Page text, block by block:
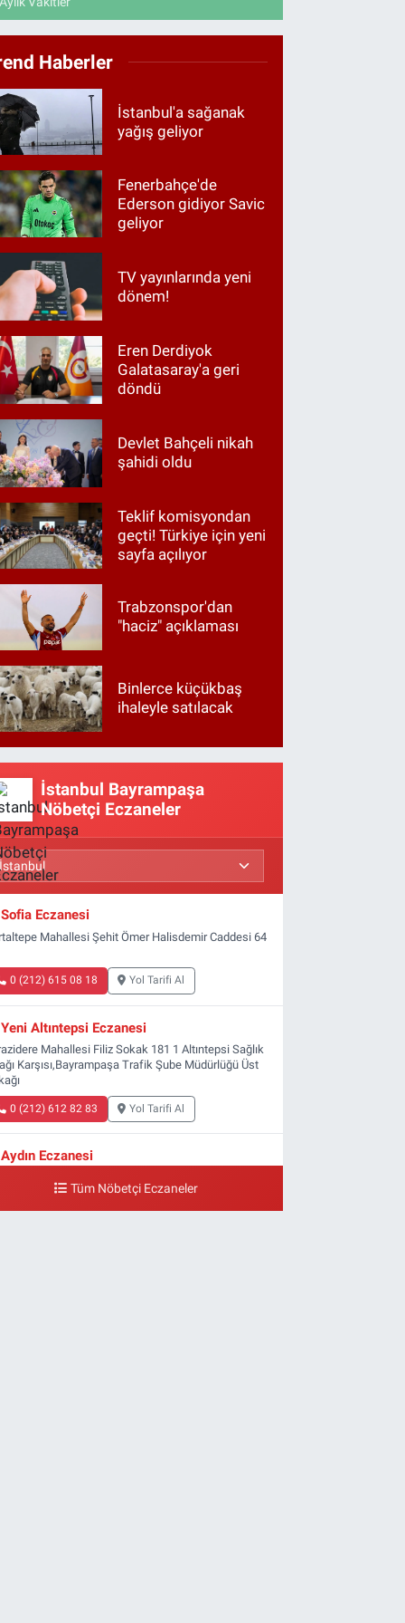
Haberler
İstanbul'a sağanak
yağış geliyor
Fenerbahçe'de
Ederson gidiyor Savic
geliyor
TV yayınlarında yeni
dönem!
Eren Derdiyok
Galatasaray'a geri
döndü
Devlet Bahçeli nikah
şahidi oldu
Teklif komisyondan
geçti! Türkiye için yeni
sayfa açılıyor
Trabzonspor'dan
"haciz" açıklaması
Binlerce küçükbaş
ihaleyle satılacak
İstanbul Bayrampaşa
Nöbetçi Eczaneler
Sofia Eczanesi
Mahallesi Şehit Ömer Halisdemir Caddesi 64
0 (212) 615 08 18 Yol Tarifi Al
Yeni Altıntepsi Eczanesi
Mahallesi Filiz Sokak 181 1 Altıntepsi Sağlık
Karşısı,Bayrampaşa Trafik Şube Müdürlüğü Üst
0 (212) 612 82 83 Yol Tarifi Al
Aydın Eczanesi
Tüm Nöbetçi Eczaneler